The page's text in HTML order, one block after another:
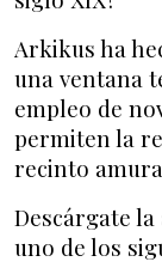
Arkikus ha
una ventana
empleo de
permiten la
recinto
Descárgate
uno de los